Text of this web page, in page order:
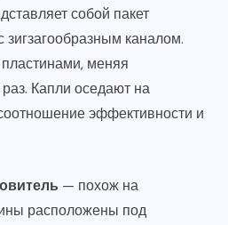
собой пакет
каналом.
меняя
Капли оседают на
эффективности и
— похож на
расположены под